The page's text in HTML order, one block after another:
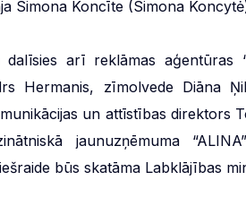
Simona Koncīte (Simona
arī reklāmas aģentūras
Hermanis, zīmolvede Diāna
un attīstības direktors
jaunuzņēmuma
būs skatāma Labklājības